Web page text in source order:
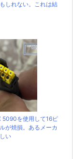
しれない。これは結
5090を使用して16ピ
が焼損。あるメーカ
い